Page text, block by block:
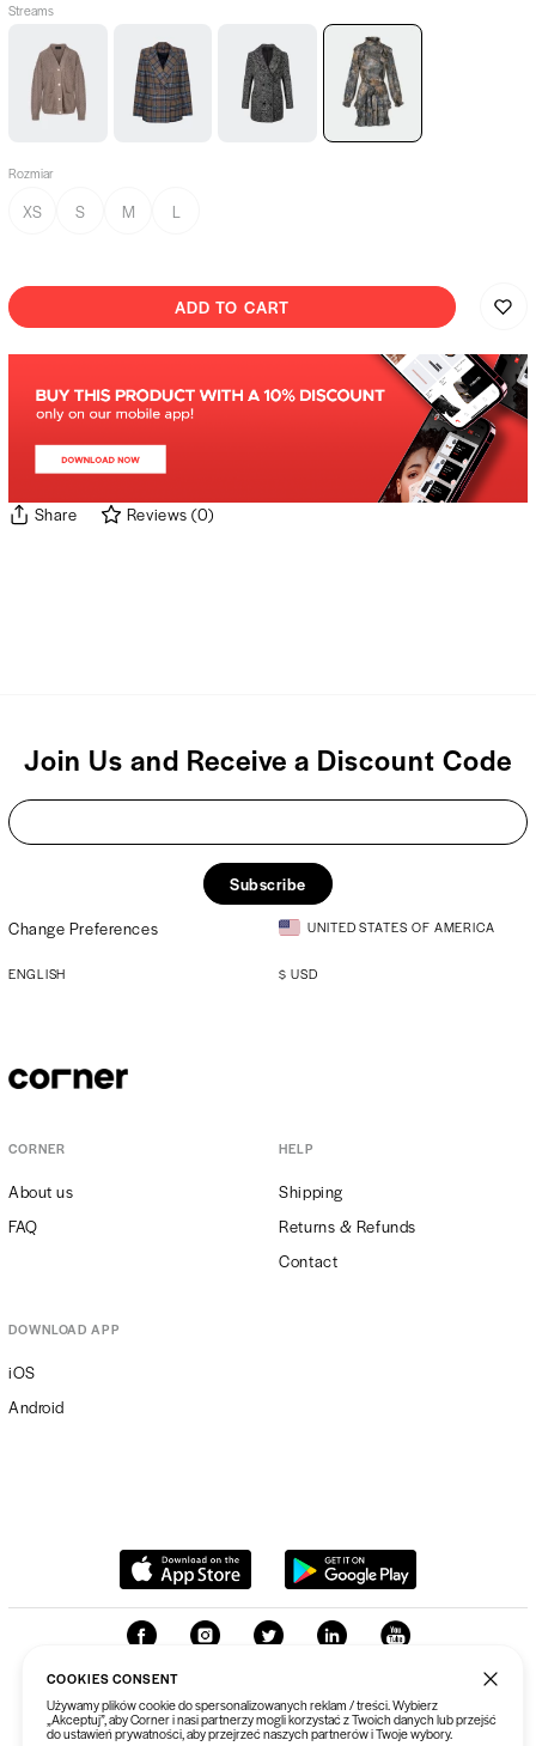
Streams
sweater
beige,
Silky
Mood
checked
jacket,
Silky
Mood
Garde
jacket,
Silky
Mood
Dress
Nina,
Colien
Rozmiar
XS S M L
ADD TO CART
Share Reviews (0)
Join Us and Receive a Discount Code
Subscribe
Change Preferences
UNITED STATES OF AMERICA
ENGLISH $ USD
CORNER
About us
FAQ
HELP
Shipping
Returns & Refunds
Contact
DOWNLOAD APP
iOS
Android
COOKIES CONSENT
Używamy plików cookie do spersonalizowanych reklam / treści. Wybierz
„Akceptuj”, aby Corner i nasi partnerzy mogli korzystać z Twoich danych lub przejść
do ustawień prywatności, aby przejrzeć naszych partnerów i Twoje wybory.